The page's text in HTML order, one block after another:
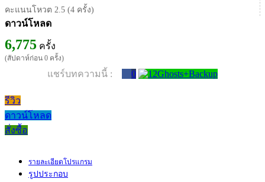
คะแนนโหวต 2.5 (4 ครั้ง)
ดาวน์โหลด
6,775 ครั้ง
(สัปดาห์ก่อน 0 ครั้ง)
แชร์บทความนี้ : 0
รีวิว
ดาวน์โหลด
สั่งซื้อ
รายละเอียดโปรแกรม
รูปประกอบ